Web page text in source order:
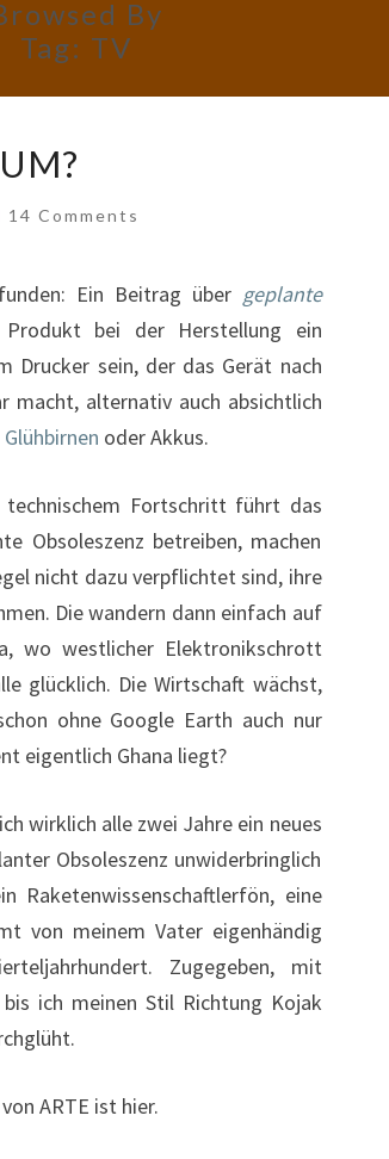
By
Tag: TV
Comments
14 Comments
Ein Beitrag über geplante
bei der Herstellung ein
Drucker sein, der das Gerät nach
macht, alternativ auch absichtlich
Glühbirnen oder Akkus.
Fortschritt führt das
Obsoleszenz betreiben, machen
nicht dazu verpflichtet sind, ihre
Die wandern dann einfach auf
wo westlicher Elektronikschrott
glücklich. Die Wirtschaft wächst,
ohne Google Earth auch nur
eigentlich Ghana liegt?
wirklich alle zwei Jahre ein neues
Obsoleszenz unwiderbringlich
Raketenwissenschaftlerfön, eine
von meinem Vater eigenhändig
Zugegeben, mit
ich meinen Stil Richtung Kojak
ARTE ist hier.